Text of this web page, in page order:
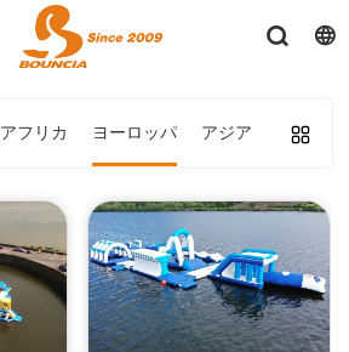
アフリカ ヨーロッパ アジア